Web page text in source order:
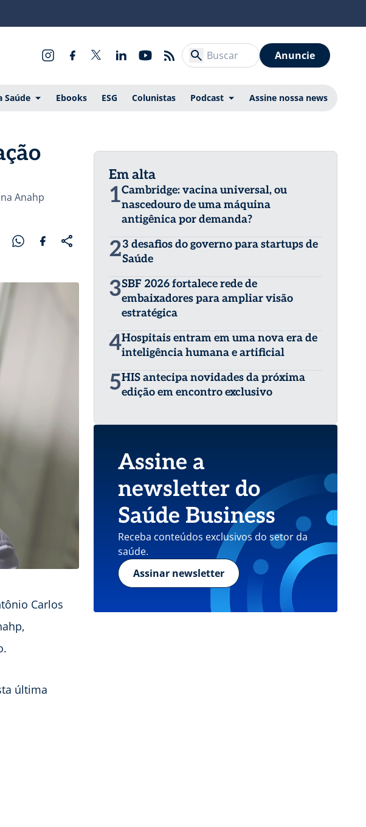
Anuncie
Saúde Ebooks ESG Colunistas Podcast Assine nossa news
Anahp
Carlos
última
Em alta
1Cambridge: vacina universal, ou
nascedouro de uma máquina
antigênica por demanda?
23 desafios do governo para startups de
Saúde
3SBF 2026 fortalece rede de
embaixadores para ampliar visão
estratégica
4Hospitais entram em uma nova era de
inteligência humana e artificial
5HIS antecipa novidades da próxima
edição em encontro exclusivo
Assine a
newsletter do
Saúde Business
Receba conteúdos exclusivos do setor da
saúde.
Assinar newsletter